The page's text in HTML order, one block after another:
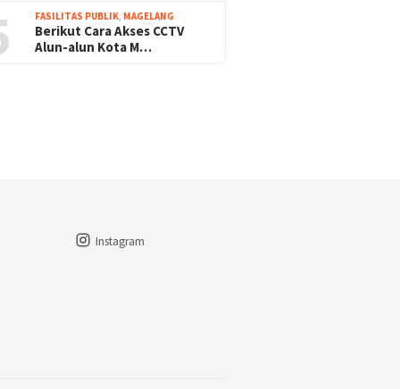
FASILITAS PUBLIK, MAGELANG
Berikut Cara Akses CCTV
Alun-alun Kota M…
Instagram